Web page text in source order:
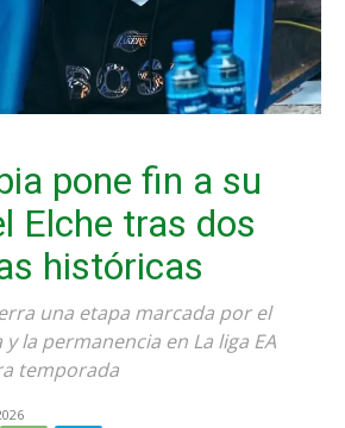
pone fin a su
Elche tras dos
históricas
una etapa marcada por el
la permanencia en La liga EA
temporada